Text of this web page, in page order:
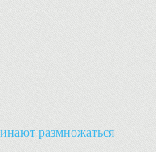
размножаться